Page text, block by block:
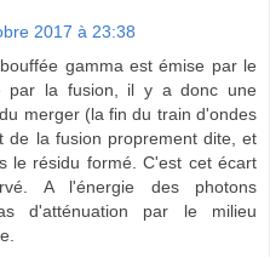
2017 à 23:38
gamma est émise par le
par la fusion, il y a donc une
merger (la fin du train d'ondes
de la fusion proprement dite, et
le résidu formé. C'est cet écart
A l'énergie des photons
d'atténuation par le milieu